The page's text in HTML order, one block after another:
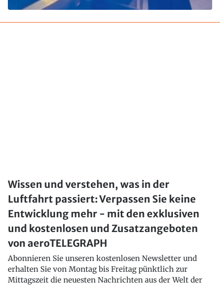
Wissen und verstehen, was in der
Luftfahrt passiert: Verpassen Sie keine
Entwicklung mehr - mit den exklusiven
und kostenlosen und Zusatzangeboten
von aeroTELEGRAPH
Abonnieren Sie unseren kostenlosen Newsletter und
erhalten Sie von Montag bis Freitag pünktlich zur
Mittagszeit die neuesten Nachrichten aus der Welt der